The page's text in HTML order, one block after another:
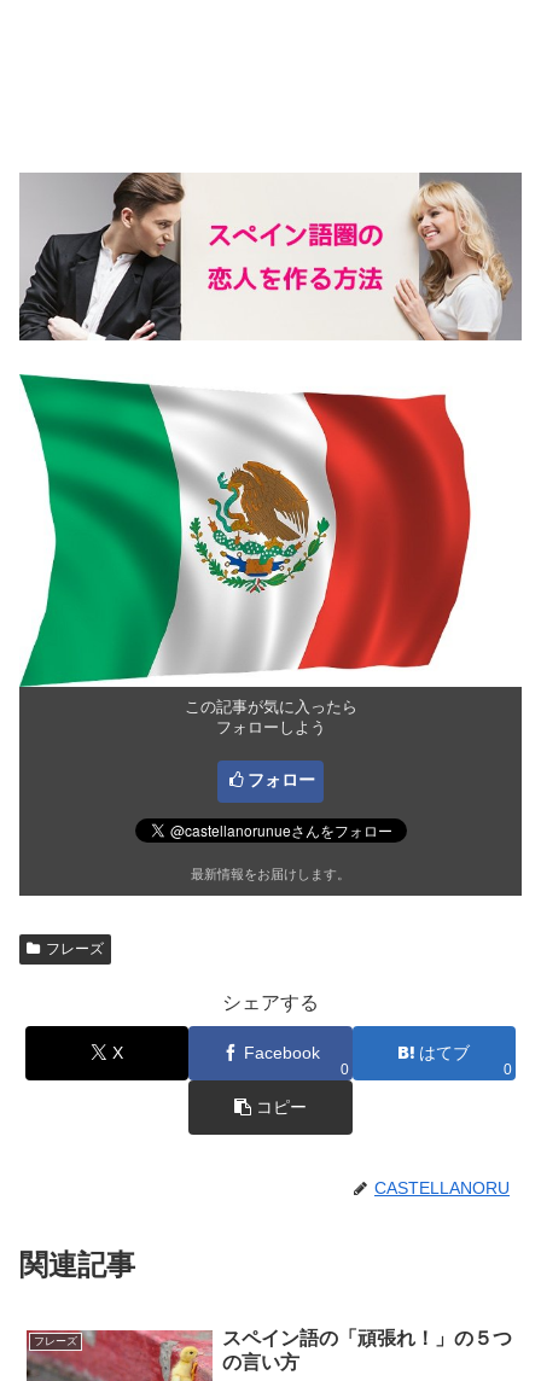
この記事が気に入ったら
フォローしよう
フォロー
最新情報をお届けします。
フレーズ
シェアする
X Facebook
0
はてブ
0
コピー
CASTELLANORU
関連記事
フレーズ
スペイン語の「頑張れ！」の５つ
の言い方